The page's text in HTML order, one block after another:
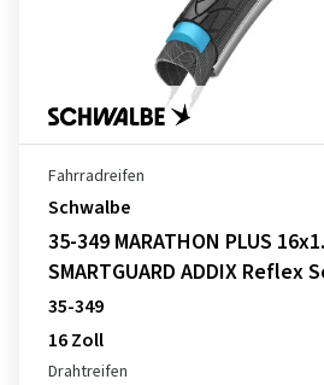
Fahrradreifen
Schwalbe
35-349 MARATHON PLUS
SMARTGUARD ADDIX Reflex
35-349
16 Zoll
Drahtreifen